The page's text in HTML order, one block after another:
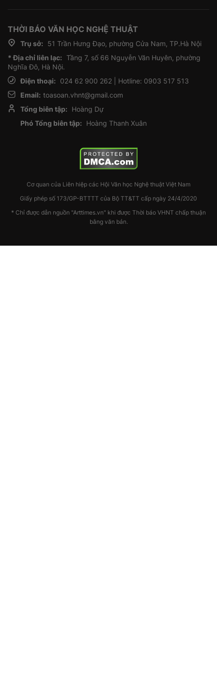
THỜI BÁO VĂN HỌC NGHỆ THUẬT
Trụ sở:
51 Trần Hưng Đạo, phường Cửa Nam, TP.Hà Nội
* Địa chỉ liên lạc: Tầng 7, số 66 Nguyễn Văn Huyên, phường
Nghĩa Đô, Hà Nội.
Điện thoại:
024 62 900 262 | Hotline: 0903 517 513
Email: toasoan.vhnt@gmail.com
Tổng biên tập:
Hoàng Dự
Phó Tổng biên tập:
Hoàng Thanh Xuân
Cơ quan của Liên hiệp các Hội Văn học Nghệ thuật Việt Nam
Giấy phép số 173/GP-BTTTT của Bộ TT&TT cấp ngày 24/4/2020
* Chỉ được dẫn nguồn "Arttimes.vn" khi được Thời báo VHNT chấp thuận
bằng văn bản.